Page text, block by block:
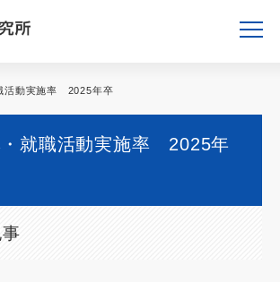
活動実施率 2025年卒
・就職活動実施率 2025年